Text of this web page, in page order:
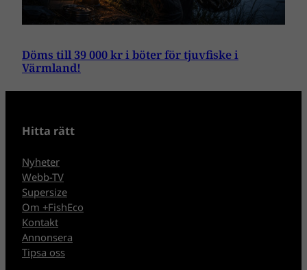
Döms till 39 000 kr i böter för tjuvfiske i
Värmland!
Hitta rätt
Nyheter
Webb-TV
Supersize
Om +FishEco
Kontakt
Annonsera
Tipsa oss